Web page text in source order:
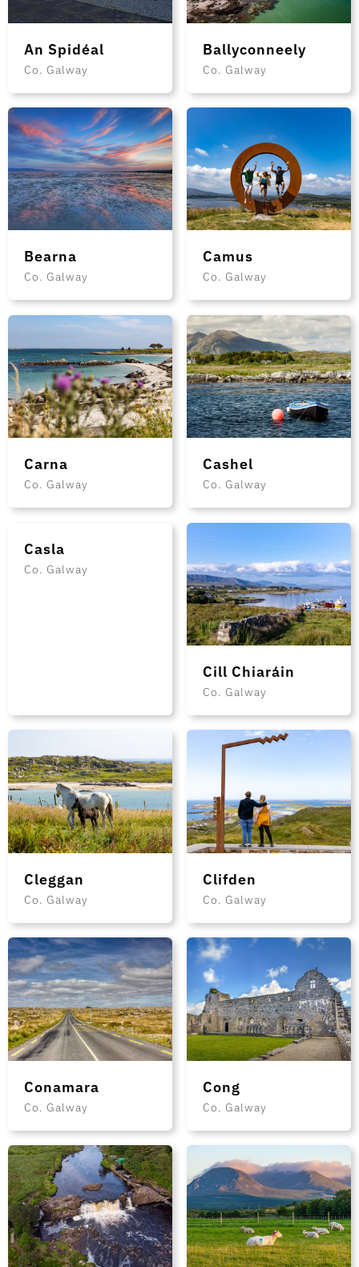
An Spidéal
Co. Galway
Ballyconneely
Co. Galway
Bearna
Co. Galway
Camus
Co. Galway
Carna
Co. Galway
Cashel
Co. Galway
Casla
Co. Galway
Cill Chiaráin
Co. Galway
Cleggan
Co. Galway
Clifden
Co. Galway
Conamara
Co. Galway
Cong
Co. Galway